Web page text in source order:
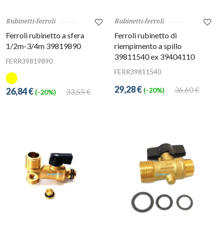
Rubinetti-ferroli
Ferroli rubinetto a sfera
1/2m-3/4m 39819890
FERR39819890
33,55 €
26,84 € (-20%)
Rubinetti-ferroli
Ferroli rubinetto di
riempimento a spillo
39811540 ex 39404110
FERR39811540
36,60 €
29,28 € (-20%)